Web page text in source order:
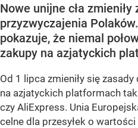
Nowe unijne cła zmieniły
przyzwyczajenia
pokazuje, że niemal
zakupy na azjatyckich
Od 1 lipca zmieniły się
na azjatyckich platformach
czy AliExpress. Unia
celne dla przesyłek o